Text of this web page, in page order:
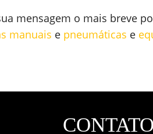
mensagem o mais breve
manuais e pneumáticas e
CONTATO